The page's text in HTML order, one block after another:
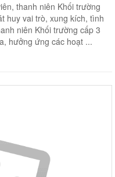
thanh niên Khối trường
huy vai trò, xung kích, tình
niên Khối trường cấp 3
hưởng ứng các hoạt ...